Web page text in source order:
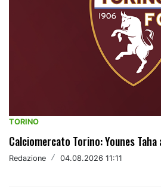
TORINO
Calciomercato Torino: Younes
Redazione / 04.08.2026 11:11